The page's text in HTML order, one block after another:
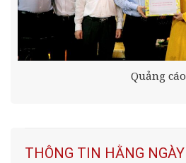
Quảng cáo
THÔNG TIN HẰNG NGÀY